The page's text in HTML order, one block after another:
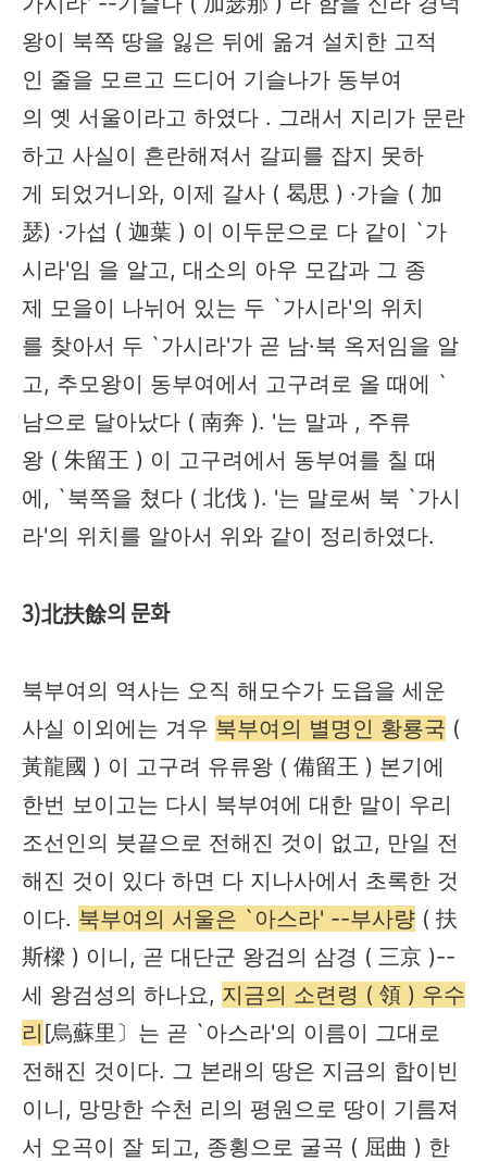
왕이 북쪽 땅을 잃은 뒤에 옮겨 설치한 고적
인 줄을 모르고 드디어 기슬나가 동부여
의 옛 서울이라고 하였다 . 그래서 지리가 문란
하고 사실이 흔란해져서 갈피를 잡지 못하
게 되었거니와, 이제 갈사 ( 曷思 ) ·가슬 ( 加
瑟) ·가섭 ( 迦葉 ) 이 이두문으로 다 같이 `가
시라'임 을 알고, 대소의 아우 모갑과 그 종
제 모을이 나뉘어 있는 두 `가시라'의 위치
를 찾아서 두 `가시라'가 곧 남·북 옥저임을 알
고, 추모왕이 동부여에서 고구려로 올 때에 `
남으로 달아났다 ( 南奔 ). '는 말과 , 주류
왕 ( 朱留王 ) 이 고구려에서 동부여를 칠 때
에, `북쪽을 쳤다 ( 北伐 ). '는 말로써 북 `가시
라'의 위치를 알아서 위와 같이 정리하였다.
3)北扶餘의 문화
북부여의 역사는 오직 해모수가 도읍을 세운
사실 이외에는 겨우 북부여의 별명인 황룡국 (
黃龍國 ) 이 고구려 유류왕 ( 備留王 ) 본기에
한번 보이고는 다시 북부여에 대한 말이 우리
조선인의 붓끝으로 전해진 것이 없고, 만일 전
해진 것이 있다 하면 다 지나사에서 초록한 것
이다. 북부여의 서울은 `아스라' --부사량 ( 扶
斯樑 ) 이니, 곧 대단군 왕검의 삼경 ( 三京 )--
세 왕검성의 하나요, 지금의 소련령 ( 領 ) 우수
리 [烏蘇里〕는 곧 `아스라'의 이름이 그대로
전해진 것이다. 그 본래의 땅은 지금의 합이빈
이니, 망망한 수천 리의 평원으로 땅이 기름져
서 오곡이 잘 되고, 종횡으로 굴곡 ( 屈曲 ) 한